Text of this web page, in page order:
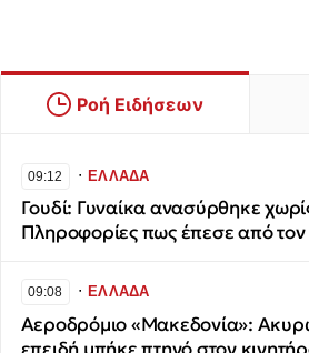
Ροή Ειδήσεων
09:12 ∙ΕΛΛΑΔΑ
Γουδί: Γυναίκα ανασύρθηκε
Πληροφορίες πως έπεσε από
09:08 ∙ΕΛΛΑΔΑ
Αεροδρόμιο «Μακεδονία»: